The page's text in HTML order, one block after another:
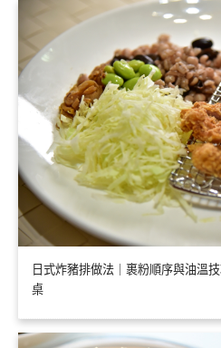
日式炸豬排做法｜裹粉順序與油溫
桌